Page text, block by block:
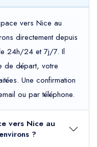
vers Nice au
directement depuis
24h/24 et 7j/7. Il
de départ, votre
Une confirmation
ou par téléphone.
vers Nice au
?